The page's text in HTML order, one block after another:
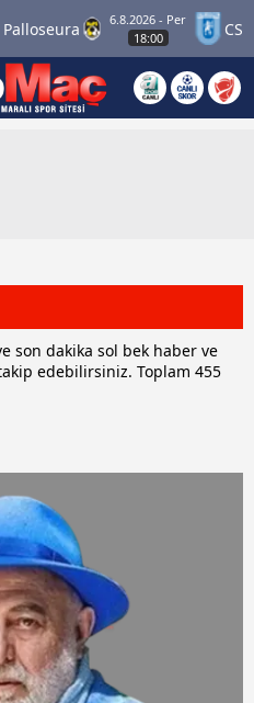
6.8.2026 - Per
CS
son dakika sol bek haber ve
edebilirsiniz. Toplam 455